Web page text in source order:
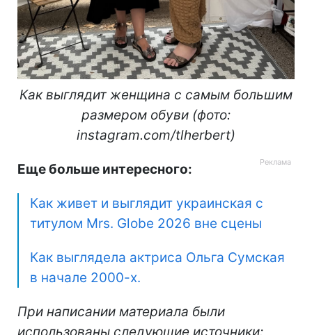
Как выглядит женщина с самым большим
размером обуви (фото:
instagram.com/tlherbert)
Еще больше интересного:
Как живет и выглядит украинская с
титулом Mrs. Globe 2026 вне сцены
Как выглядела актриса Ольга Сумская
в начале 2000-х.
При написании материала были